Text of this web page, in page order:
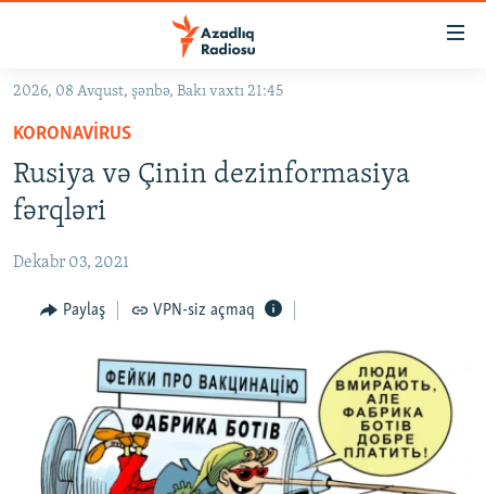
Əsas
qayıt
Əsas
naviqasiyaya
qayıt
Axtarışa
KORRUPSIOMETR
#ƏSLINDƏ
FƏRQƏ BAX
QANUNI DOĞRU
MULTIMEDIA
VIDEO
FOTOQALEREYA
RADIO ARXIV
OXU ZALI
HAQQIMIZDA
2026, 08 Avqust, şənbə, Bakı vaxtı 21:45
KORONAVIRUS
Rusiya və Çinin dezinformasiya
fərqləri
Dekabr 03, 2021
Paylaş VPN-siz açmaq